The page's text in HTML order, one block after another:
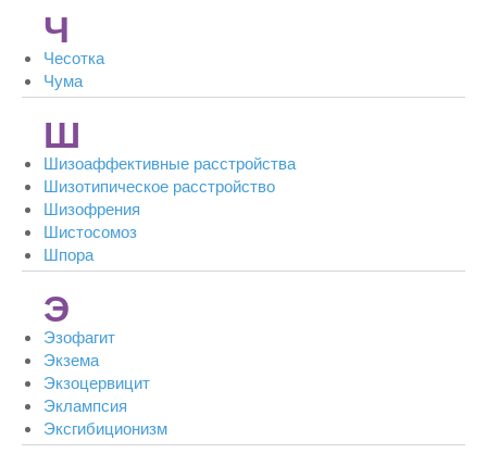
Ч
Чесотка
Чума
Ш
Шизоаффективные расстройства
Шизотипическое расстройство
Шизофрения
Шистосомоз
Шпора
Э
Эзофагит
Экзема
Экзоцервицит
Эклампсия
Эксгибиционизм